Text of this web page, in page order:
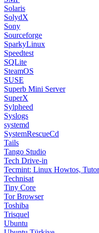
Solaris
SolydX
Sony
Sourceforge
SparkyLinux
Speedtest
SQLite
SteamOS
SUSE
Superb Mini Server
SuperX
Sylpheed
Syslogs
systemd
SystemRescueCd
Tails
Tango Studio
Tech Drive-in
Tecmint: Linux Howtos,
Technisat
Tiny Core
Tor Browser
Toshiba
Trisquel
Ubuntu